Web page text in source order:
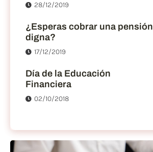
28/12/2019
¿Esperas cobrar una pensión
digna?
17/12/2019
Día de la Educación
Financiera
02/10/2018